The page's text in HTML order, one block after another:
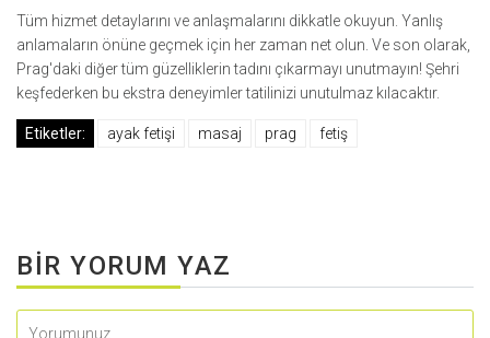
Tüm hizmet detaylarını ve anlaşmalarını dikkatle okuyun. Yanlış
anlamaların önüne geçmek için her zaman net olun. Ve son olarak,
Prag'daki diğer tüm güzelliklerin tadını çıkarmayı unutmayın! Şehri
keşfederken bu ekstra deneyimler tatilinizi unutulmaz kılacaktır.
Etiketler: ayak fetişi masaj prag fetiş
BIR YORUM YAZ